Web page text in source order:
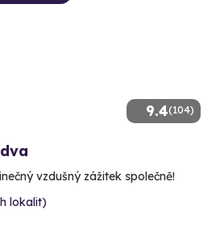
9.4(104)
vzdušný zážitek společně!
lokalit)